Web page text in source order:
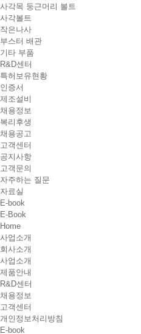
사각목 둥근머리 볼트
사각볼트
작은나사
부스터 배관
기타 부품
R&D센터
특허보유현황
인증서
제조설비
채용정보
복리후생
채용공고
고객센터
공지사항
고객문의
자주하는 질문
자료실
E-book
E-Book
Home
사업소개
회사소개
사업소개
제품안내
R&D센터
채용정보
고객센터
개인정보처리방침
E-book